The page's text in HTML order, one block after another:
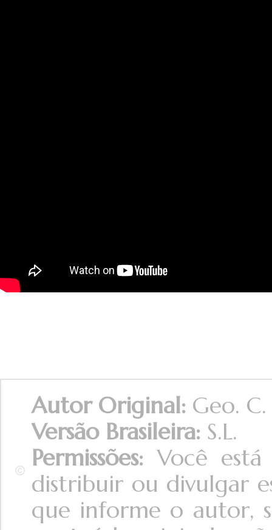
Autor Original: Geo.
Versão Brasileira: S.L.
Permissões:Você
distribuir ou divulgar
que informe o autor,